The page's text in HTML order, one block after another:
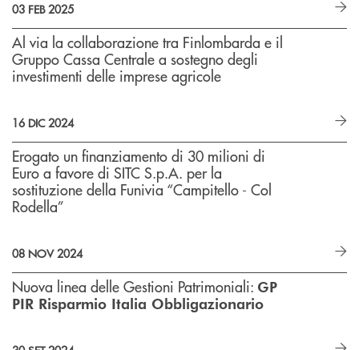
03 FEB 2025
Al via la collaborazione tra Finlombarda e il
Gruppo Cassa Centrale a sostegno degli
investimenti delle imprese agricole
16 DIC 2024
Erogato un finanziamento di 30 milioni di
Euro a favore di SITC S.p.A. per la
sostituzione della Funivia “Campitello - Col
Rodella”
08 NOV 2024
Nuova linea delle Gestioni Patrimoniali: GP
PIR Risparmio Italia Obbligazionario